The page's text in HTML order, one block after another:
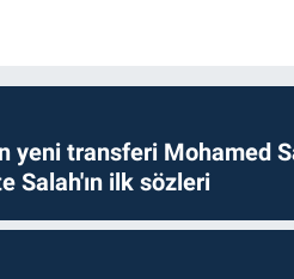
yeni transferi Mohamed
Salah'ın ilk sözleri